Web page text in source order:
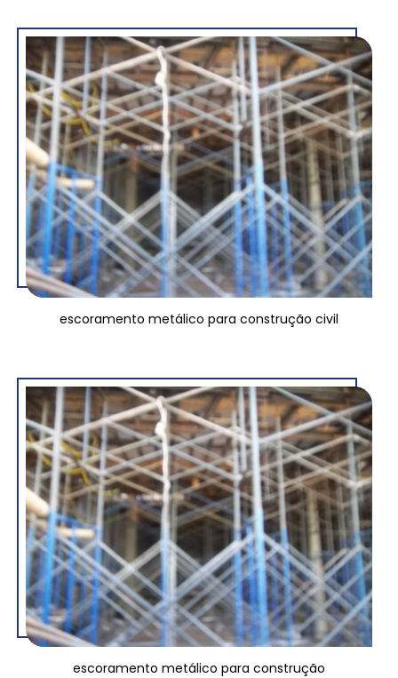
escoramento metálico para construção civil
escoramento metálico para construção